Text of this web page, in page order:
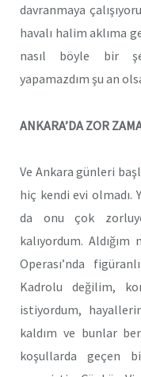
davranmaya
havalı halim aklıma
nasıl böyle bir
yapamazdım şu an
ANKARA’DA ZOR
Ve Ankara günleri
hiç kendi evi olmadı.
da onu çok
kalıyordum.
Operası’nda
Kadrolu değilim,
istiyordum,
kaldım ve bunlar
koşullarda geçen